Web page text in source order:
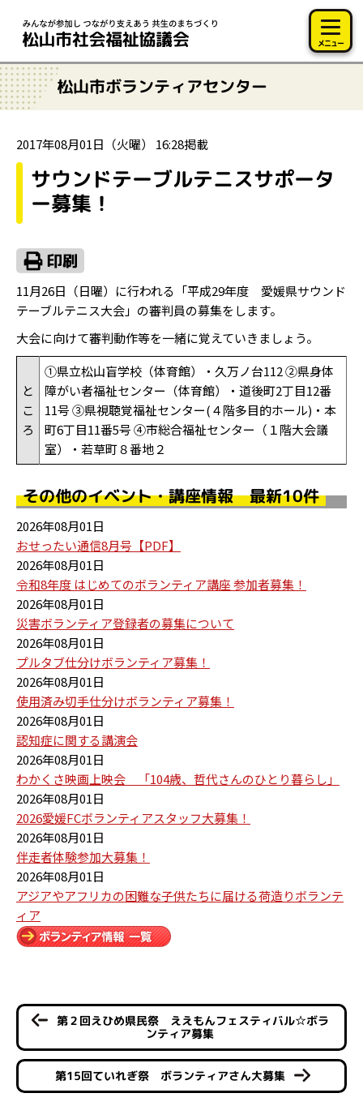
メニュー
松山市ボランティアセンター
2017年08月01日（火曜） 16:28掲載
サウンドテーブルテニスサポータ
ー募集！
11月26日（日曜）に行われる「平成29年度 愛媛県サウンド
テーブルテニス大会」の審判員の募集をします。
大会に向けて審判動作等を一緒に覚えていきましょう。
と
こ
ろ
①県立松山盲学校（体育館）・久万ノ台112 ②県身体
障がい者福祉センター（体育館）・道後町2丁目12番
11号 ③県視聴覚福祉センター(４階多目的ホール)・本
町6丁目11番5号 ④市総合福祉センター（１階大会議
室）・若草町８番地２
その他のイベント・講座情報 最新10件
2026年08月01日
おせったい通信8月号【PDF】
2026年08月01日
令和8年度 はじめてのボランティア講座 参加者募集！
2026年08月01日
災害ボランティア登録者の募集について
2026年08月01日
プルタブ仕分けボランティア募集！
2026年08月01日
使用済み切手仕分けボランティア募集！
2026年08月01日
認知症に関する講演会
2026年08月01日
わかくさ映画上映会 「104歳、哲代さんのひとり暮らし」
2026年08月01日
2026愛媛FCボランティアスタッフ大募集！
2026年08月01日
伴走者体験参加大募集！
2026年08月01日
アジアやアフリカの困難な子供たちに届ける荷造りボランテ
ィア
第２回えひめ県民祭 ええもんフェスティバル☆ボラ
ンティア募集
第15回ていれぎ祭 ボランティアさん大募集